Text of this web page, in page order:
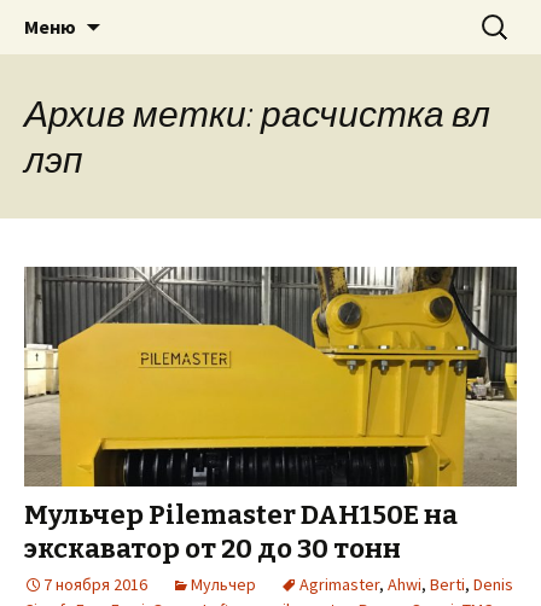
«PILEMASTER» Навесное
оборудование
Для экскаватора: гидробур, землесос,
сваерезка, вибротрамбовка,
стенорезная машина
Меню Найти:
Архив метки: расчистка вл
лэп
Мульчер Pilemaster DAH150E на
экскаватор от 20 до 30 тонн
7 ноября 2016 Мульчер Agrimaster, Ahwi, Berti, Denis